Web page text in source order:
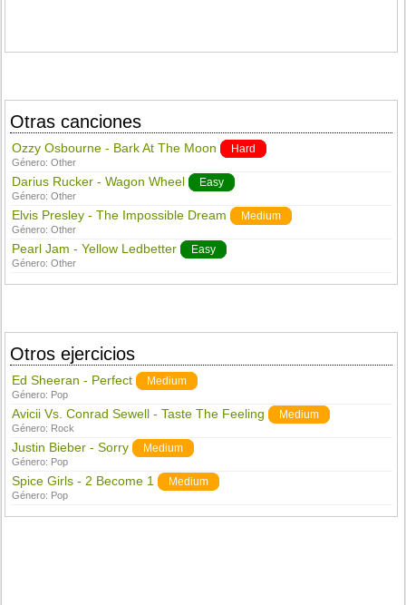
Otras canciones
Ozzy Osbourne - Bark At The Moon Hard
Género:Other
Darius Rucker - Wagon Wheel Easy
Género:Other
Elvis Presley - The Impossible Dream Medium
Género:Other
Pearl Jam - Yellow Ledbetter Easy
Género:Other
Otros ejercicios
Ed Sheeran - Perfect Medium
Género: Pop
Avicii Vs. Conrad Sewell - Taste The Feeling Medium
Género: Rock
Justin Bieber - Sorry Medium
Género: Pop
Spice Girls - 2 Become 1 Medium
Género: Pop